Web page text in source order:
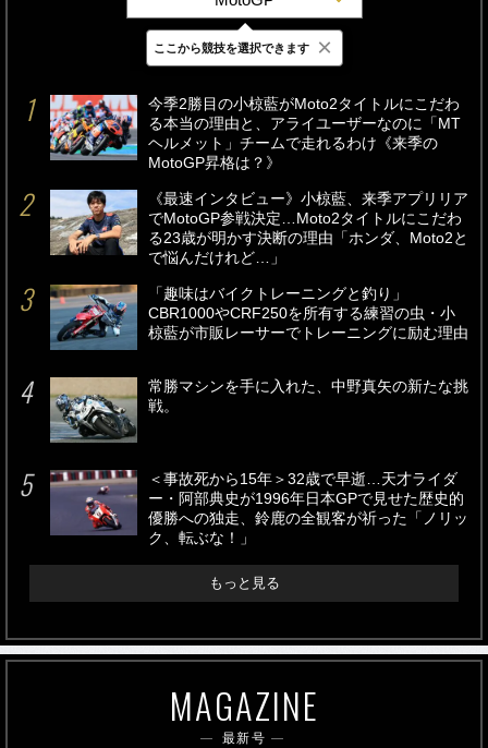
最新 24時間 週間
今季2勝目の小椋藍がMoto2タイトルにこだわ
る本当の理由と、アライユーザーなのに「MT
ヘルメット」チームで走れるわけ《来季の
MotoGP昇格は？》
《最速インタビュー》小椋藍、来季アプリリア
でMotoGP参戦決定…Moto2タイトルにこだわ
る23歳が明かす決断の理由「ホンダ、Moto2と
で悩んだけれど…」
「趣味はバイクトレーニングと釣り」
CBR1000やCRF250を所有する練習の虫・小
椋藍が市販レーサーでトレーニングに励む理由
常勝マシンを手に入れた、中野真矢の新たな挑
戦。
＜事故死から15年＞32歳で早逝…天才ライダ
ー・阿部典史が1996年日本GPで見せた歴史的
優勝への独走、鈴鹿の全観客が祈った「ノリッ
ク、転ぶな！」
もっと見る
MAGAZINE
最新号
ここから競技を選択できます ×